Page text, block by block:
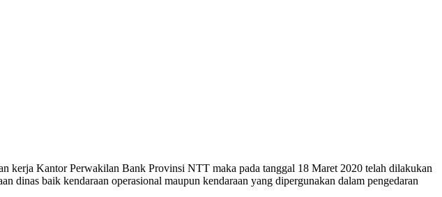
Kantor Perwakilan Bank Provinsi NTT maka pada tanggal 18 Maret 2020 telah dilakukan
dinas baik kendaraan operasional maupun kendaraan yang dipergunakan dalam pengedaran